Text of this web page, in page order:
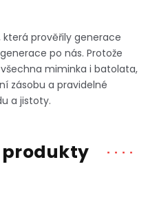
která prověřily generace
po nás. Protože
miminka i batolata,
zásobu a pravidelné
a jistoty.
produkty